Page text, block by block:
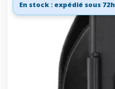
En stock : expédié sous 72h